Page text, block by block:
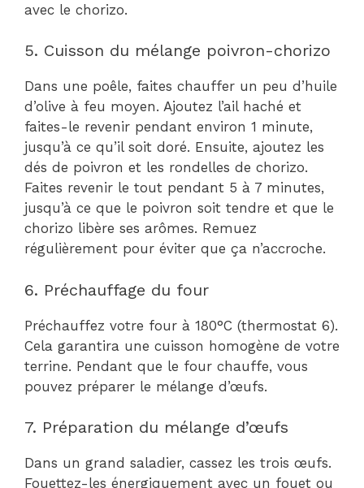
avec le chorizo.
5. Cuisson du mélange poivron-chorizo
Dans une poêle, faites chauffer un peu d’huile
d’olive à feu moyen. Ajoutez l’ail haché et
faites-le revenir pendant environ 1 minute,
jusqu’à ce qu’il soit doré. Ensuite, ajoutez les
dés de poivron et les rondelles de chorizo.
Faites revenir le tout pendant 5 à 7 minutes,
jusqu’à ce que le poivron soit tendre et que le
chorizo libère ses arômes. Remuez
régulièrement pour éviter que ça n’accroche.
6. Préchauffage du four
Préchauffez votre four à 180°C (thermostat 6).
Cela garantira une cuisson homogène de votre
terrine. Pendant que le four chauffe, vous
pouvez préparer le mélange d’œufs.
7. Préparation du mélange d’œufs
Dans un grand saladier, cassez les trois œufs.
Fouettez-les énergiquement avec un fouet ou